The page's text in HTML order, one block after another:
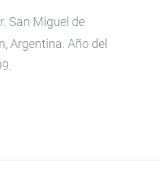
San Miguel de
Argentina. Año del